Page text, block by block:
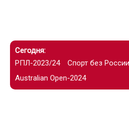
Сегодня:
РПЛ-2023/24
Спорт без России
Australian Open-2024